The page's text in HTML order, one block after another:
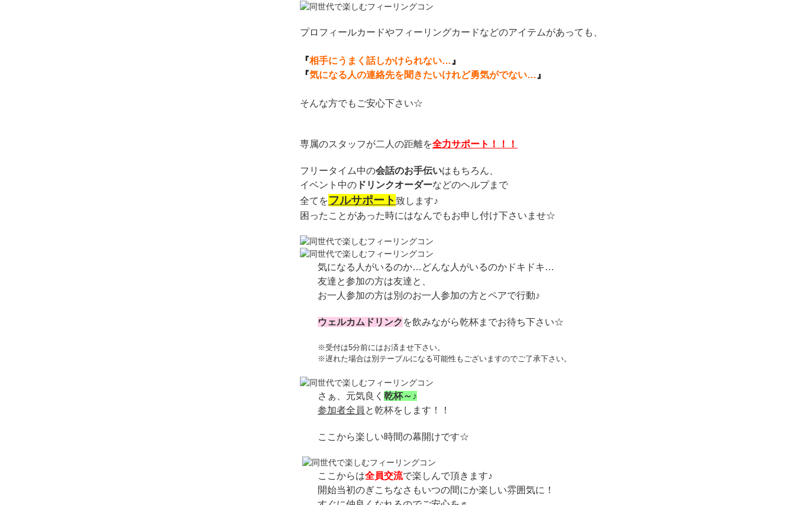
プロフィールカードやフィーリングカードなどのアイテムがあっても、
『相手にうまく話しかけられない… 』
『気になる人の連絡先を聞きたいけれど勇気がでない… 』
そんな方でもご安心下さい☆
専属のスタッフが二人の距離を全力サポート！！！
フリータイム中の会話のお手伝いはもちろん、
イベント中の ドリンクオーダーなどのヘルプまで
全てをフルサポート致します♪
困ったことがあった時にはなんでもお申し付け下さいませ☆
気になる人がいるのか…どんな人がいるのかドキドキ…
友達と参加の方は友達と、
お一人参加の方は別のお一人参加の方とペアで行動♪
ウェルカムドリンク を飲みながら乾杯までお待ち下さい☆
※受付は5分前にはお済ませ下さい。
※遅れた場合は別テーブルになる可能性もございますのでご了承下さい。
さぁ、元気良く 乾杯～♪
参加者全員 と乾杯をします！！
ここから楽しい時間の幕開けです☆
ここからは全員交流で楽しんで頂きます♪
開始当初のぎこちなさもいつの間にか楽しい雰囲気に！